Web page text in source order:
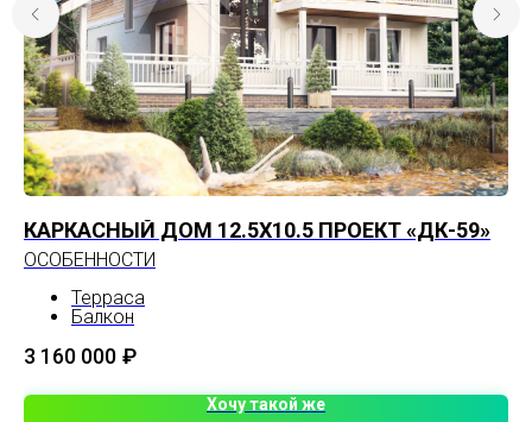
КАРКАСНЫЙ ДОМ 12.5Х10.5 ПРОЕКТ «ДК-59»
ОСОБЕННОСТИ
Терраса
Балкон
Котельная
Санузел
3 160 000 ₽
Хочу такой же